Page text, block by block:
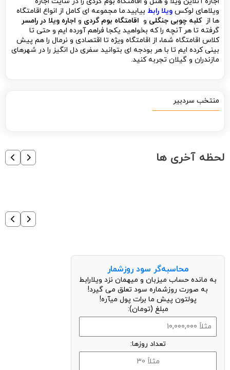
ویلاهای لوکس ویلا رابط بیابید.ما مجموعه ای کامل از انواع اقامتگاه
ها از کلبه چوبی جنگلی و اقامتگاه بوم گردی و اجاره ویلا در رامسر
گرفته تا هر آنچه را که بخواهید یکجا فراهم آورده ایم و حتی تا
کلاس اقامتگاه شما، از اقامتگاه ویژه تا اقتصادی و نرمال را هم پیش
بینی کرده ایم تا با هر بودجه ای بتوانید سفری دل انگیز را در شهرهای
مازندران و گیلان تجربه کنید.
منتخب سردبیر
لحظه آخری ها
محاسبه‌گر سود روزشمار
به مانده حساب میزبان و میهمان نزد ویلارابط
به صورت روزشماره سود تعلق می گیرد!
پولتون پیش ما برات پول میآره!
مبلغ (تومان):
تعداد روزها: